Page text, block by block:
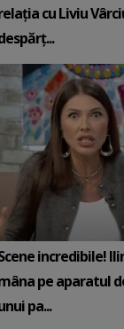
cu Liviu
incredibile!
pe aparatul
pa...